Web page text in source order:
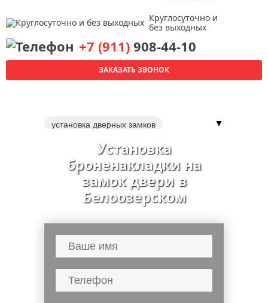
Круглосуточно и
без выходных
+7 (911) 908-44-10
ЗАКАЗАТЬ ЗВОНОК
установка дверных замков
установка дверей
обивка дверей
установка доводчиков
▼
Установка
броненакладки на
замок двери в
Белоозерском